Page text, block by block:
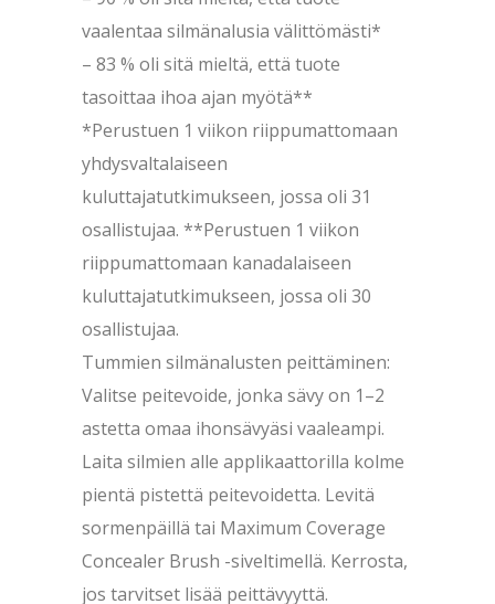
vaalentaa silmänalusia välittömästi*
– 83 % oli sitä mieltä, että tuote
tasoittaa ihoa ajan myötä**
*Perustuen 1 viikon riippumattomaan
yhdysvaltalaiseen
kuluttajatutkimukseen, jossa oli 31
osallistujaa. **Perustuen 1 viikon
riippumattomaan kanadalaiseen
kuluttajatutkimukseen, jossa oli 30
osallistujaa.
Tummien silmänalusten peittäminen:
Valitse peitevoide, jonka sävy on 1–2
astetta omaa ihonsävyäsi vaaleampi.
Laita silmien alle applikaattorilla kolme
pientä pistettä peitevoidetta. Levitä
sormenpäillä tai Maximum Coverage
Concealer Brush -siveltimellä. Kerrosta,
jos tarvitset lisää peittävyyttä.